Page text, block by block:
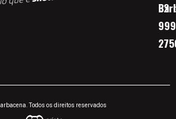
32
Todos os direitos reservados